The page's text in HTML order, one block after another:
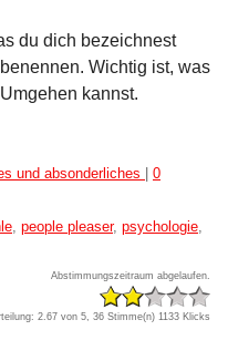
du dich bezeichnest
Wichtig ist, was
kannst.
und absonderliches | 0
people pleaser, psychologie
Abstimmungszeitraum abgelaufen.
2.67 von 5, 36 Stimme(n) 1133 Klicks